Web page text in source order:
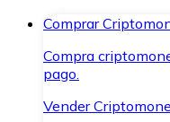
Comprar
Compra
pago.
Vender